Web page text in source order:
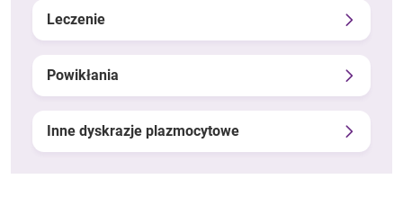
Leczenie
Powikłania
Inne dyskrazje plazmocytowe